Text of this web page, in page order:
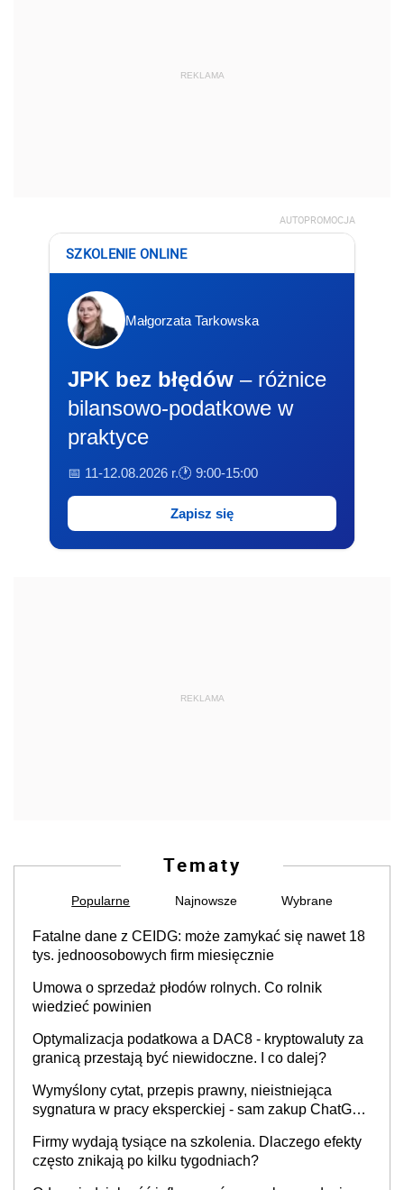
REKLAMA
AUTOPROMOCJA
SZKOLENIE ONLINE
Małgorzata Tarkowska
JPK bez błędów – różnice
bilansowo-podatkowe w
praktyce
📅 11-12.08.2026 r.🕐 9:00-15:00
Zapisz się
REKLAMA
Tematy
Popularne Najnowsze Wybrane
Fatalne dane z CEIDG: może zamykać się nawet 18
tys. jednoosobowych firm miesięcznie
Umowa o sprzedaż płodów rolnych. Co rolnik
wiedzieć powinien
Optymalizacja podatkowa a DAC8 - kryptowaluty za
granicą przestają być niewidoczne. I co dalej?
Wymyślony cytat, przepis prawny, nieistniejąca
sygnatura w pracy eksperckiej - sam zakup ChatGPT
Firmy wydają tysiące na szkolenia. Dlaczego efekty
często znikają po kilku tygodniach?